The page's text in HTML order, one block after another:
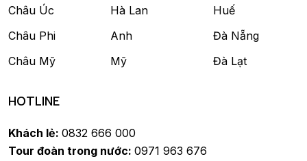
Châu Úc
Châu Phi
Châu Mỹ
Hà Lan
Anh
Mỹ
Huế
Đà Nẵng
Đà Lạt
HOTLINE
Khách lẻ: 0832 666 000
Tour đoàn trong nước: 0971 963 676